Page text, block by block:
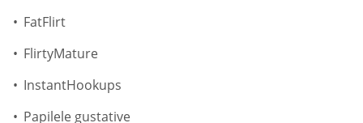
FatFlirt
FlirtyMature
InstantHookups
Papilele gustative